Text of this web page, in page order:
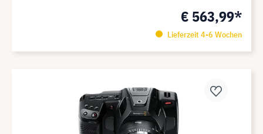
€ 563,99*
Lieferzeit 4-6 Wochen